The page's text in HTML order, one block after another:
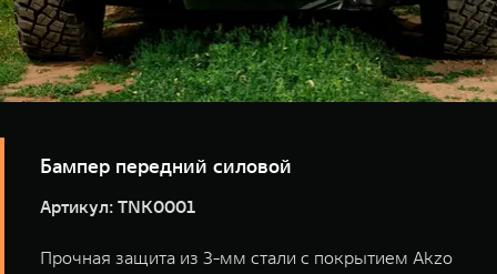
Бампер передний силовой
Артикул: TNK0001
Прочная защита из 3-мм стали с покрытием Akzo